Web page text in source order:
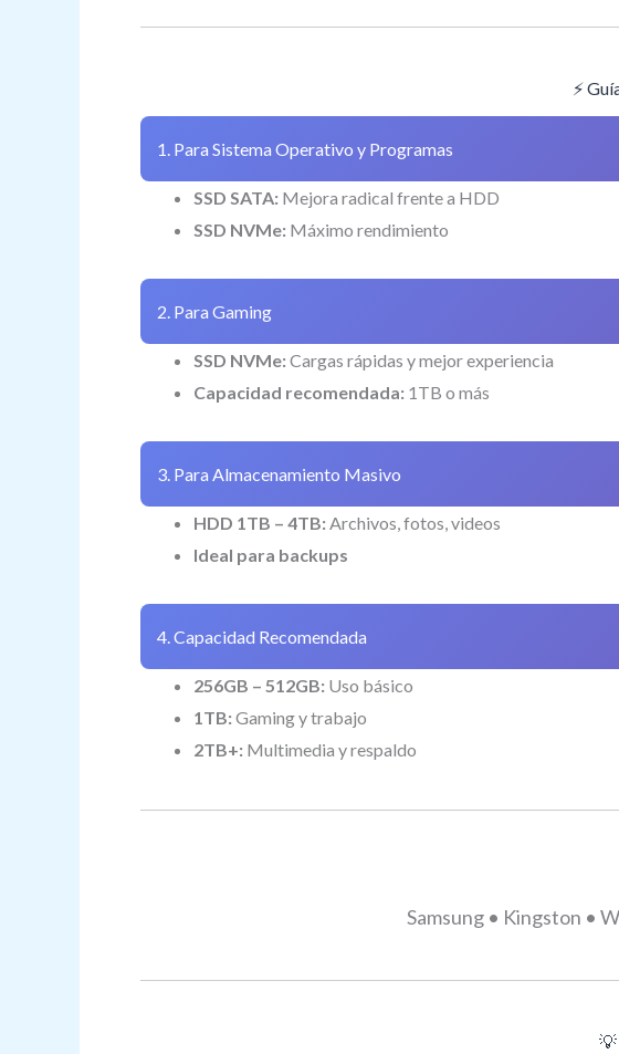
⚡
1. Para Sistema Operativo y Programas
SSD SATA: Mejora radical frente a HDD
SSD NVMe: Máximo rendimiento
2. Para Gaming
SSD NVMe: Cargas rápidas y mejor experiencia
Capacidad recomendada: 1TB o más
3. Para Almacenamiento Masivo
HDD 1TB – 4TB: Archivos, fotos, videos
Ideal para backups
4. Capacidad Recomendada
256GB – 512GB: Uso básico
1TB: Gaming y trabajo
2TB+: Multimedia y respaldo
Samsung • Kingston •
💡